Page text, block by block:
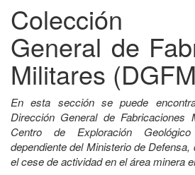
Colección
General de
Militares
En esta sección se puede
Dirección General de
Centro de Exploración
dependiente del Ministerio de
el cese de actividad en el área minera